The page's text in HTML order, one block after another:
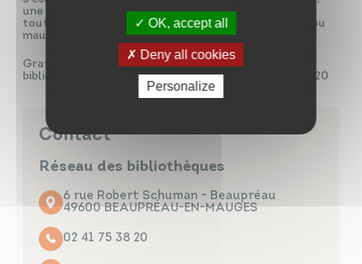
une fois, pour voir car il n’y a pas besoin de venir à
toutes les séances. Et promis, il n’y a pas de bonne ou
mauvaise note à la fin !
Gratuit, sur réservation :
bibliotheques@beaupreauenmauges.fr / 02 41 75 38 20
Contact
Réseau des bibliothèques
6 rue Robert Schuman - Beaupréau
49600 BEAUPRÉAU-EN-MAUGES
02 41 75 38 20
OK, accept all
Deny all cookies
Personalize